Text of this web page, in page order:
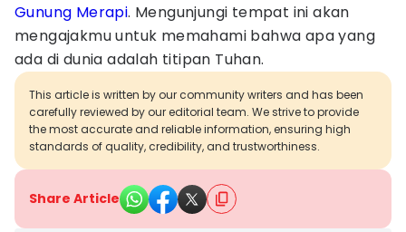
Gunung Merapi. Mengunjungi tempat ini akan
mengajakmu untuk memahami bahwa apa yang
ada di dunia adalah titipan Tuhan.
This article is written by our community writers and has been
carefully reviewed by our editorial team. We strive to provide
the most accurate and reliable information, ensuring high
standards of quality, credibility, and trustworthiness.
Share Article